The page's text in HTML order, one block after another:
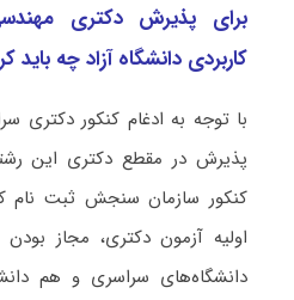
برای پذیرش دکتری
کاربردی دانشگاه آزاد چه باید
با توجه به ادغام کنکور دکتری
پذیرش در مقطع دکتری این
کنکور سازمان سنجش ثبت نام
اولیه آزمون دکتری، مجاز
دانشگاه‌های سراسری و هم